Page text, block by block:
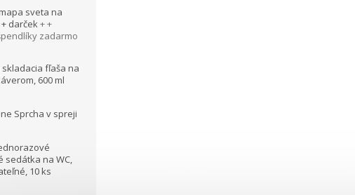
sveta na
darček+ +
zadarmo
fľaša na
600 ml
Sprcha v spreji
sedátka na WC,
10 ks